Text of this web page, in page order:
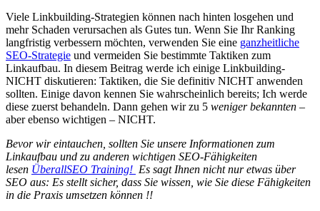
Viele Linkbuilding-Strategien können nach hinten losgehen und
mehr Schaden verursachen als Gutes tun. Wenn Sie Ihr Ranking
langfristig verbessern möchten, verwenden Sie eine ganzheitliche
SEO-Strategie und vermeiden Sie bestimmte Taktiken zum
Linkaufbau. In diesem Beitrag werde ich einige Linkbuilding-
NICHT diskutieren: Taktiken, die Sie definitiv NICHT anwenden
sollten. Einige davon kennen Sie wahrscheinlich bereits; Ich werde
diese zuerst behandeln. Dann gehen wir zu 5 weniger bekannten –
aber ebenso wichtigen – NICHT.
Bevor wir eintauchen, sollten Sie unsere Informationen zum
Linkaufbau und zu anderen wichtigen SEO-Fähigkeiten
lesen ÜberallSEO Training! Es sagt Ihnen nicht nur etwas über
SEO aus: Es stellt sicher, dass Sie wissen, wie Sie diese Fähigkeiten
in die Praxis umsetzen können !!